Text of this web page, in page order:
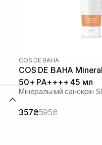
COS DE BAHA
COS DE BAHA
50+ PA++++ 45 мл
Мінеральний санскрін
357₴595₴